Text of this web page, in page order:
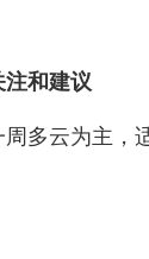
注和建议
周多云为主，